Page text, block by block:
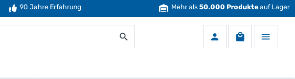
90 Jahre Erfahrung Mehr als50.000 Produkteauf Lager
Warenkorb